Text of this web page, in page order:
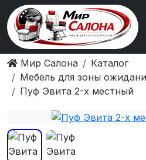
Мир Салона
Каталог
Мебель для зоны
Пуф Эвита 2-х местный